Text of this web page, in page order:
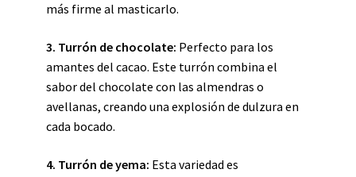
más firme al masticarlo.
3. Turrón de chocolate: Perfecto para los
amantes del cacao. Este turrón combina el
sabor del chocolate con las almendras o
avellanas, creando una explosión de dulzura en
cada bocado.
4. Turrón de yema: Esta variedad es